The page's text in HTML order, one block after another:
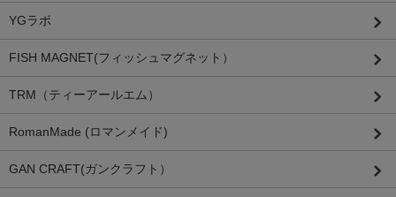
YGラボ
FISH MAGNET(フィッシュマグネット）
TRM（ティーアールエム）
RomanMade (ロマンメイド)
GAN CRAFT(ガンクラフト）